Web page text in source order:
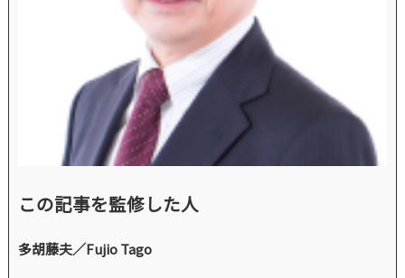
この記事を監修した人
多胡藤夫／Fujio Tago